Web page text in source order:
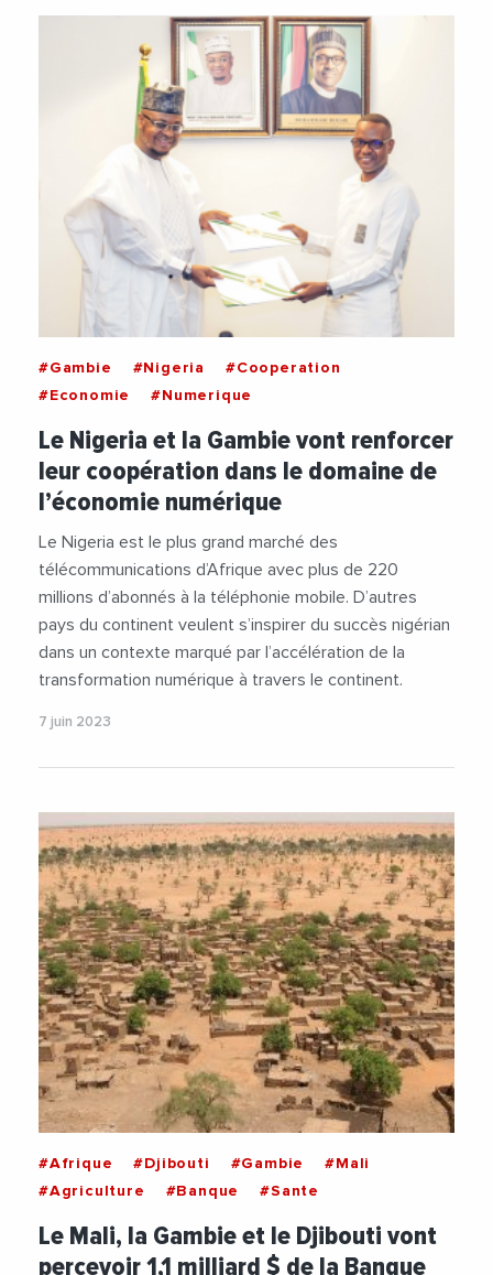
#Gambie #Nigeria
#Cooperation
#Economie
#Numerique
Le Nigeria et la Gambie vont renforcer
leur coopération dans le domaine de
l’économie numérique
Le Nigeria est le plus grand marché des
télécommunications d’Afrique avec plus de 220
millions d’abonnés à la téléphonie mobile. D’autres
pays du continent veulent s’inspirer du succès nigérian
dans un contexte marqué par l’accélération de la
transformation numérique à travers le continent.
7 juin 2023
#Afrique #Djibouti #Gambie
#Mali
#Agriculture
#Banque #Sante
Le Mali, la Gambie et le Djibouti vont
percevoir 1,1 milliard $ de la Banque